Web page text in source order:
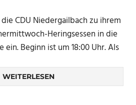
CDU Niedergailbach zu ihrem
Heringsessen in die
ein. Beginn ist um 18:00 Uhr. Als
WEITERLESEN